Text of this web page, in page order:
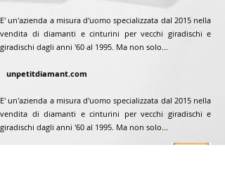
E' un'azienda a misura d'uomo specializzata dal 2015 nella
vendita di diamanti e cinturini per vecchi giradischi e
giradischi dagli anni '60 al 1995. Ma non solo...
unpetitdiamant.com
E' un'azienda a misura d'uomo specializzata dal 2015 nella
vendita di diamanti e cinturini per vecchi giradischi e
giradischi dagli anni '60 al 1995. Ma non solo...